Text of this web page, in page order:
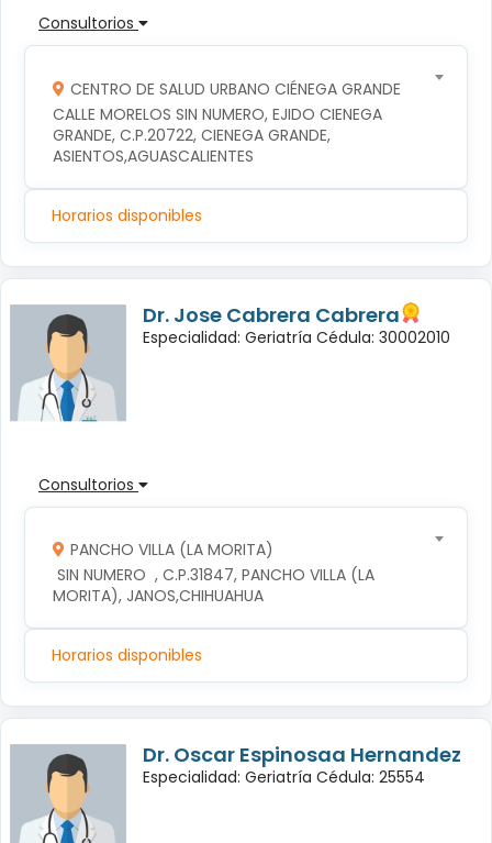
Consultorios
CENTRO DE SALUD URBANO CIÉNEGA GRANDE
CALLE MORELOS SIN NUMERO, EJIDO CIENEGA
GRANDE, C.P.20722, CIENEGA GRANDE,
ASIENTOS,AGUASCALIENTES
Horarios disponibles
Dr. Jose Cabrera Cabrera
Especialidad: Geriatría Cédula: 30002010
Consultorios
PANCHO VILLA (LA MORITA)
MORITA), JANOS,CHIHUAHUA
Horarios disponibles
Dr. Oscar Espinosaa Hernandez
Especialidad: Geriatría Cédula: 25554